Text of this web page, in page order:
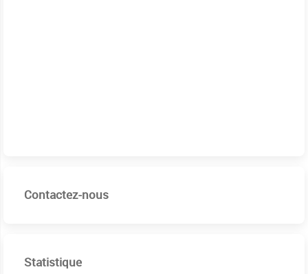
Contactez-nous
Statistique